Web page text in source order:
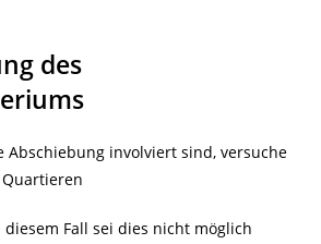
des
Abschiebung involviert sind, versuche
Fall sei dies nicht möglich